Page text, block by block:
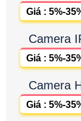
Giá : 5%-
Camera
Giá : 5%-
Camera
Giá : 5%-